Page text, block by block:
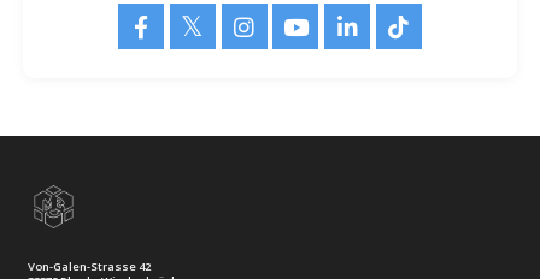
sie zu überreden
Mar 18, 2025